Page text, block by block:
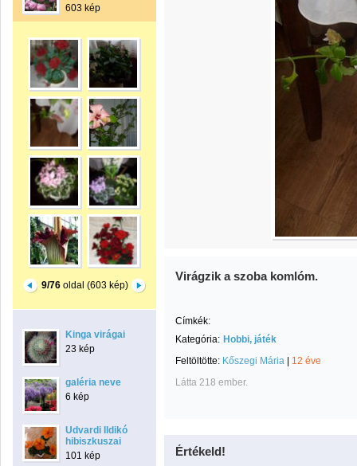
603 kép
9/76oldal (603 kép)
Kinga virágai
23 kép
galéria neve
6 kép
Udvardi Ildikó
hibiszkuszai
101 kép
Virágzik a szoba komlóm.
Címkék:
Kategória: Hobbi, játék
Feltöltötte: Kőszegi Mária
12 éve
Látta 218 ember.
Értékeld!